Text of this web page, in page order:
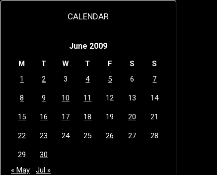
CALENDAR
June 2009
M T W T F S
S
1
2 3 4 5 6 7
8 9 10 11 12 13 14
15 16 17 18 19 20 21
22 23 24 25 26 27 28
29
30
« May
Jul »